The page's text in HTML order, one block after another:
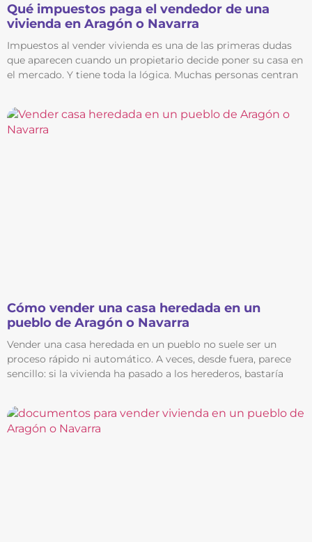
Qué impuestos paga el vendedor de una
vivienda en Aragón o Navarra
Impuestos al vender vivienda es una de las primeras dudas
que aparecen cuando un propietario decide poner su casa en
el mercado. Y tiene toda la lógica. Muchas personas centran
Cómo vender una casa heredada en un
pueblo de Aragón o Navarra
Vender una casa heredada en un pueblo no suele ser un
proceso rápido ni automático. A veces, desde fuera, parece
sencillo: si la vivienda ha pasado a los herederos, bastaría